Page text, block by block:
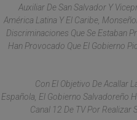
Auxiliar De San Salvador Y
América Latina Y El Caribe,
Discriminaciones Que Se Estaban
Han Provocado Que El Gobierno
Con El Objetivo De Acallar
Española, El Gobierno Salvadoreño
Canal 12 De TV Por Realizar